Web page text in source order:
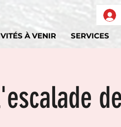
À VENIR SERVICES